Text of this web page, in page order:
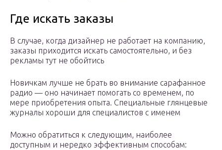
Где искать заказы
В случае, когда дизайнер не работает на компанию,
заказы приходится искать самостоятельно, и без
рекламы тут не обойтись
Новичкам лучше не брать во внимание сарафанное
радио — оно начинает помогать со временем, по
мере приобретения опыта. Специальные глянцевые
журналы хороши для специалистов с именем
Можно обратиться к следующим, наиболее
доступным и нередко эффективным способам: